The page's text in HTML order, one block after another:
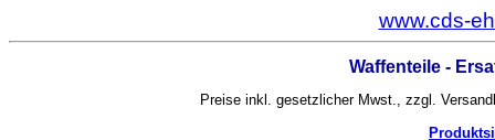
www.cds-
Waffenteile -
Preise inkl. gesetzlicher Mwst., zzgl.